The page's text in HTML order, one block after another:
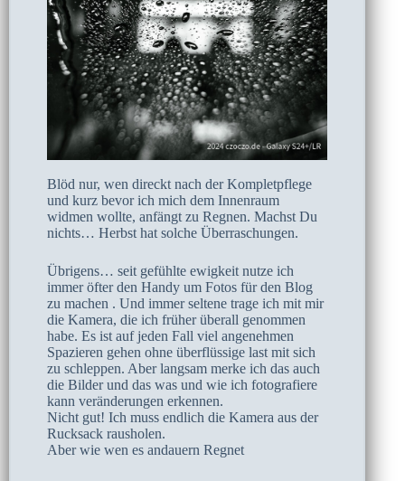
Blöd nur, wen direckt nach der Kompletpflege
und kurz bevor ich mich dem Innenraum
widmen wollte, anfängt zu Regnen. Machst Du
nichts… Herbst hat solche Überraschungen.
Übrigens… seit gefühlte ewigkeit nutze ich
immer öfter den Handy um Fotos für den Blog
zu machen . Und immer seltene trage ich mit mir
die Kamera, die ich früher überall genommen
habe. Es ist auf jeden Fall viel angenehmen
Spazieren gehen ohne überflüssige last mit sich
zu schleppen. Aber langsam merke ich das auch
die Bilder und das was und wie ich fotografiere
kann veränderungen erkennen.
Nicht gut! Ich muss endlich die Kamera aus der
Rucksack rausholen.
Aber wie wen es andauern Regnet